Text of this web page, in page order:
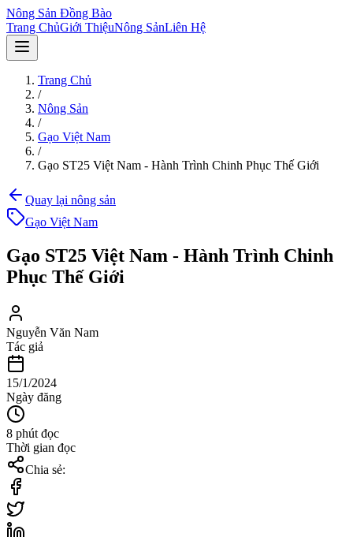
Nông Sản Đồng Bào
Trang ChủGiới ThiệuNông SảnLiên Hệ
Trang Chủ
/
Nông Sản
/
Gạo Việt Nam
/
Gạo ST25 Việt Nam - Hành Trình Chinh Phục Thế Giới
Quay lại nông sản
Gạo Việt Nam
Gạo ST25 Việt Nam - Hành Trình Chinh
Phục Thế Giới
Nguyễn Văn Nam
Tác giả
15/1/2024
Ngày đăng
8 phút đọc
Thời gian đọc
Chia sẻ: